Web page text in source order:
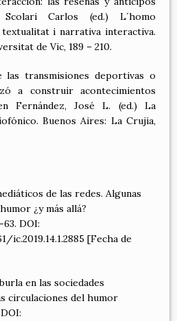
Carlos (ed.) L´homo
textualitat i narrativa interactiva.
de Vic, 189 – 210.
las transmisiones deportivas o
a construir acontecimientos
Fernández, José L. (ed.) La
Buenos Aires: La Crujia,
de las redes. Algunas
¿y más allá?
63. DOI:
[Fecha de
en las sociedades
circulaciones del humor